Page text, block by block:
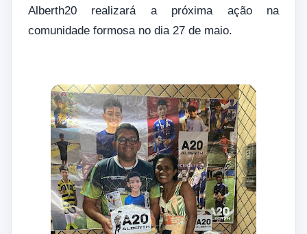
Alberth20 realizará a próxima ação na
comunidade formosa no dia 27 de maio.